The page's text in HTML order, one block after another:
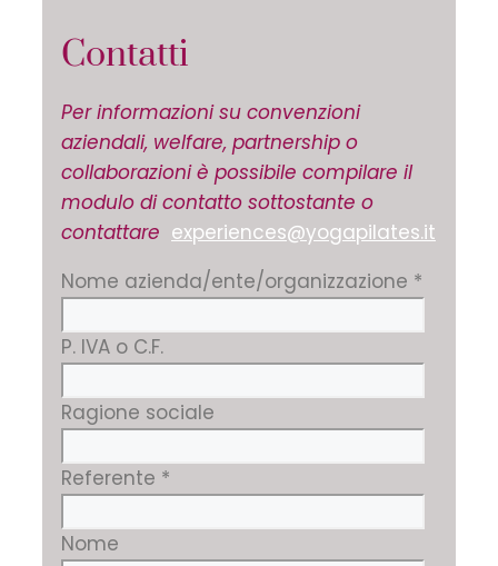
Contatti
Per informazioni su convenzioni
aziendali, welfare, partnership o
collaborazioni è possibile compilare il
modulo di contatto sottostante o
contattare experiences@yogapilates.it
Nome azienda/ente/organizzazione *
P. IVA o C.F.
Ragione sociale
Referente *
Nome